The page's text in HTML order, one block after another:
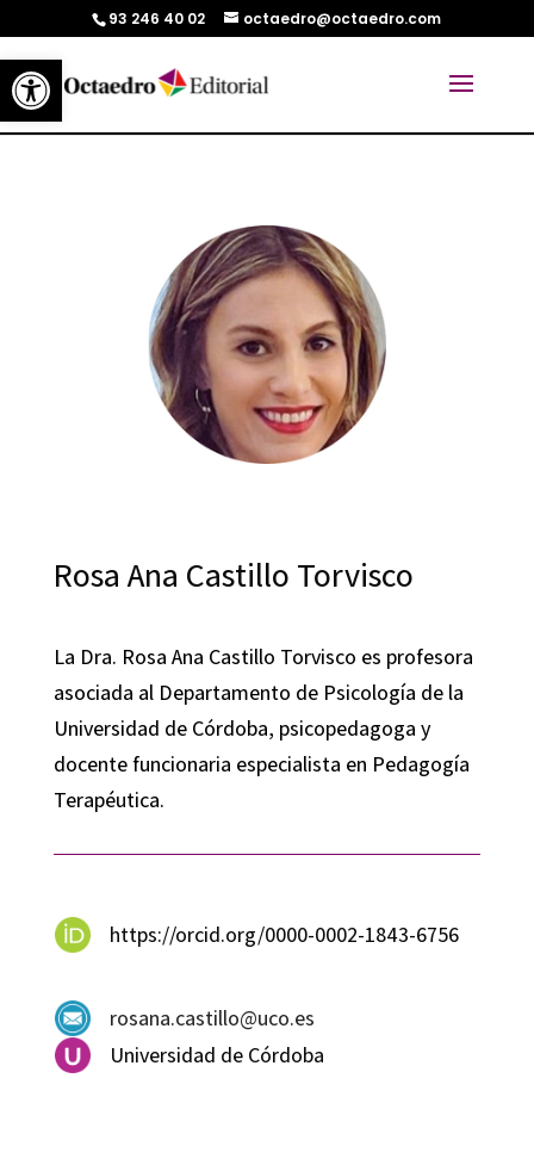
Abrir barra de herramientas
93 246 40 02 octaedro@octaedro.com
Rosa Ana Castillo Torvisco
La Dra. Rosa Ana Castillo Torvisco es profesora
asociada al Departamento de Psicología de la
Universidad de Córdoba, psicopedagoga y
docente funcionaria especialista en Pedagogía
Terapéutica.
https://orcid.org/0000-0002-1843-6756
rosana.castillo@uco.es
Universidad de Córdoba